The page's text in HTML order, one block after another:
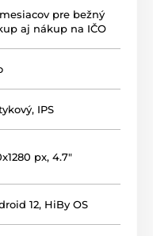
systéme
. Môžete si teda
všetky
hudbu na počúvanie
pre bežný
aj nákup na IČO
, IPS
px, 4.7"
12, HiBy OS